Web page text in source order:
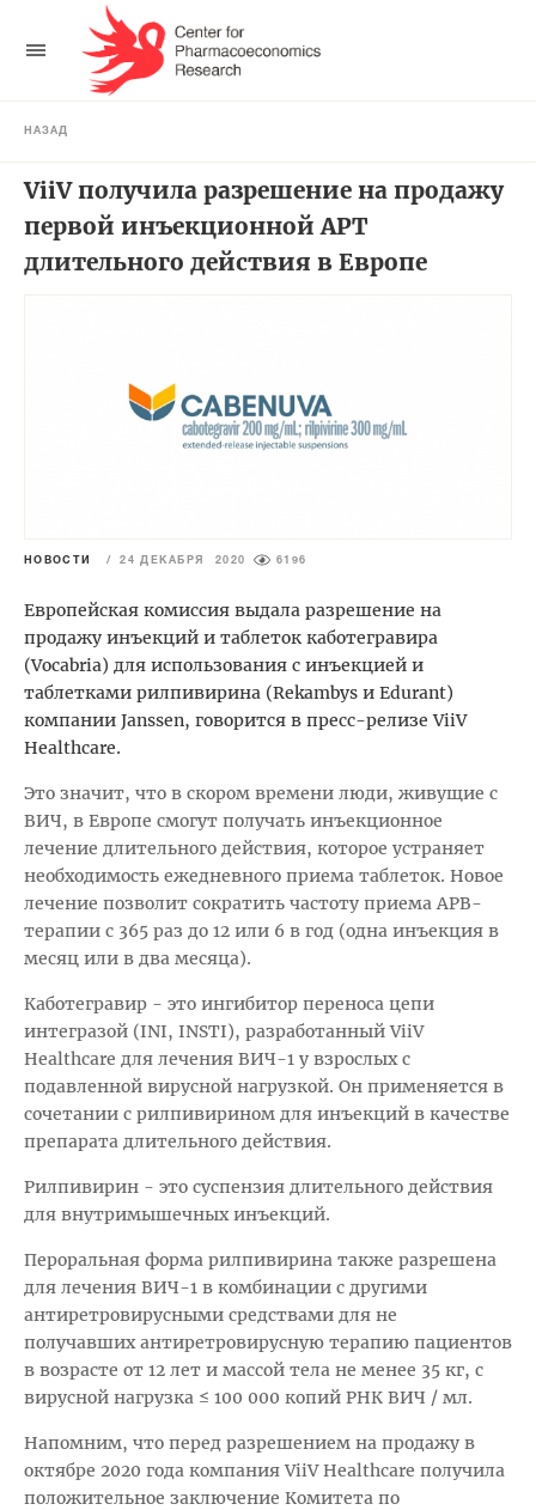
НАЗАД
ViiV получила разрешение на продажу
первой инъекционной АРТ
длительного действия в Европе
НОВОСТИ / 24 ДЕКАБРЯ 2020 6196
Европейская комиссия выдала разрешение на
продажу инъекций и таблеток каботегравира
(Vocabria) для использования с инъекцией и
таблетками рилпивирина (Rekambys и Edurant)
компании Janssen, говорится в пресс-релизе ViiV
Healthcare.
Это значит, что в скором времени люди, живущие с
ВИЧ, в Европе смогут получать инъекционное
лечение длительного действия, которое устраняет
необходимость ежедневного приема таблеток. Новое
лечение позволит сократить частоту приема АРВ-
терапии с 365 раз до 12 или 6 в год (одна инъекция в
месяц или в два месяца).
Каботегравир - это ингибитор переноса цепи
интегразой (INI, INSTI), разработанный ViiV
Healthcare для лечения ВИЧ-1 у взрослых с
подавленной вирусной нагрузкой. Он применяется в
сочетании с рилпивирином для инъекций в качестве
препарата длительного действия.
Рилпивирин - это суспензия длительного действия
для внутримышечных инъекций.
Пероральная форма рилпивирина также разрешена
для лечения ВИЧ-1 в комбинации с другими
антиретровирусными средствами для не
получавших антиретровирусную терапию пациентов
в возрасте от 12 лет и массой тела не менее 35 кг, с
вирусной нагрузка ≤ 100 000 копий РНК ВИЧ / мл.
Напомним, что перед разрешением на продажу в
октябре 2020 года компания ViiV Healthcare получила
положительное заключение Комитета по